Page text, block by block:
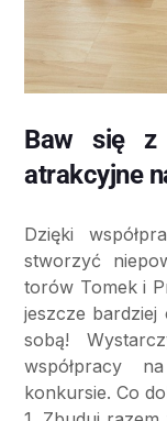
Baw się z
atrakcyjne
Dzięki
stworzyć
torów Tomek i
jeszcze bardziej
sobą!
współpracy
konkursie. Co